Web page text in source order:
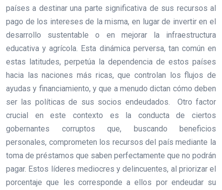
países a destinar una parte significativa de sus recursos al
pago de los intereses de la misma, en lugar de invertir en el
desarrollo sustentable o en mejorar la infraestructura
educativa y agrícola. Esta dinámica perversa, tan común en
estas latitudes, perpetúa la dependencia de estos países
hacia las naciones más ricas, que controlan los flujos de
ayudas y financiamiento, y que a menudo dictan cómo deben
ser las políticas de sus socios endeudados. Otro factor
crucial en este contexto es la conducta de ciertos
gobernantes corruptos que, buscando beneficios
personales, comprometen los recursos del país mediante la
toma de préstamos que saben perfectamente que no podrán
pagar. Estos líderes mediocres y delincuentes, al priorizar el
porcentaje que les corresponde a ellos por endeudar su